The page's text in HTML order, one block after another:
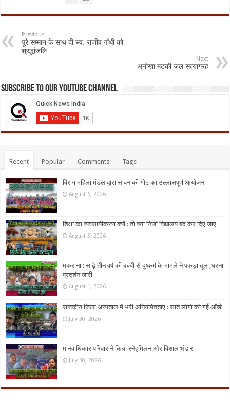
Previous
पूरे सम्मान के साथ दी स्व. राजीव गाँधी को
श्रद्धांजलि
Next
अनोखा मटकी जल सत्याग्रह
Subscribe to our Youtube Channel
Recent Popular Comments Tags
विराग महिला मंडल द्वारा सावन की गोट का उल्लासपूर्ण आयोजन
August 6, 2026
शिक्षा का व्यवसायीकरण क्यों : तो क्या निजी विद्यालय बंद कर दिए जाए
August 3, 2026
मकराना : साढ़े तीन वर्ष की बच्ची से दुष्कर्म के मामले ने पकड़ा तूल ,धरना
प्रदर्शन जारी
August 1, 2026
राजकीय जिला अस्पताल में भरी अनियमितताए : सात लोगो की गई आँखे
July 30, 2026
मानवाधिकार परिवार ने किया स्नेहमिलन और विशाल भंडारा
July 30, 2026